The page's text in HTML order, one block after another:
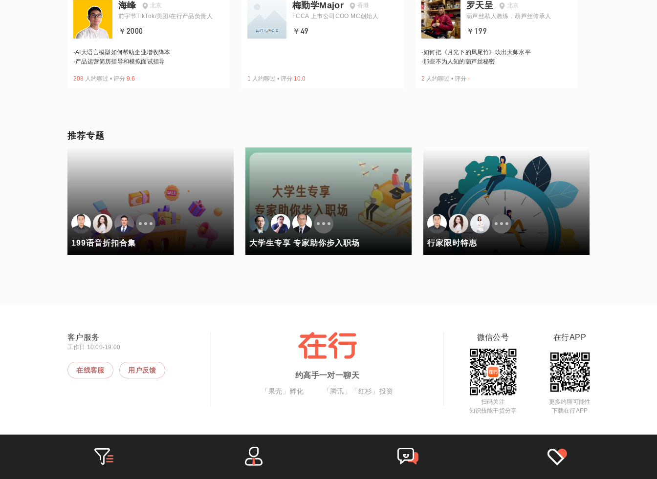
海峰
北京
前字节TikTok/美团/在行产品负责人
￥2000
·AI大语言模型如何帮助企业增收降本
·产品运营简历指导和模拟面试指导
208 人约聊过 • 评分 9.6
梅勤学Major
香港
FCCA 上市公司COO MC创始人
￥49
1 人约聊过 • 评分 10.0
罗天呈
北京
葫芦丝私人教练，葫芦丝传承人
￥199
·如何把《月光下的凤尾竹》吹出大师水平
·那些不为人知的葫芦丝秘密
2 人约聊过 • 评分 -
推荐专题
199语音折扣合集 大学生专享 专家助你步入职场 行家限时特惠
客户服务
工作日 10:00-19:00
在线客服 用户反馈
约高手一对一聊天
「果壳」孵化 「腾讯」「红杉」投资
微信公号
扫码关注
知识技能干货分享
在行APP
更多约聊可能性
下载在行APP